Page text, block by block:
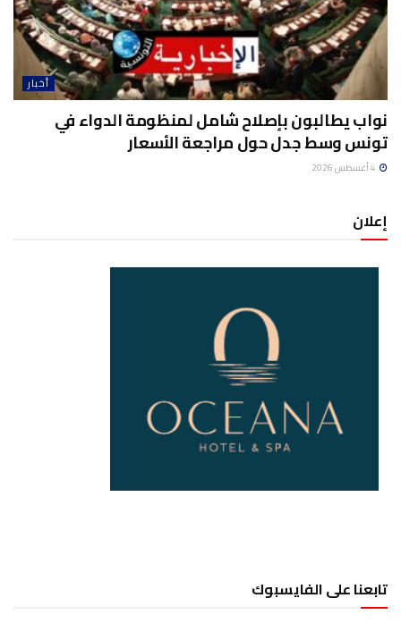
أخبار
نواب يطالبون بإصلاح شامل لمنظومة الدواء في
تونس وسط جدل حول مراجعة الأسعار
إعلان
تابعنا على الفايسبوك